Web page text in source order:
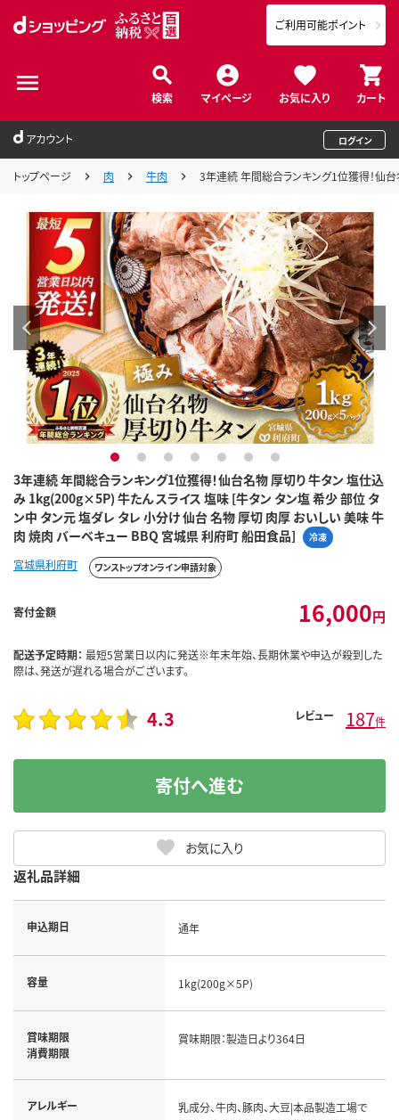
検索 マイページ お気に入り カート
ご利用可能ポイント
アカウント ログイン
トップページ 肉 牛肉 3年連続 年間総合ランキング1位獲得！仙
3年連続 年間総合ランキング1位獲得！仙台名物 厚切り 牛タン 塩仕込
み 1kg(200g×5P) 牛たん スライス 塩味 [牛タン タン塩 希少 部位 タ
ン中 タン元 塩ダレ タレ 小分け 仙台 名物 厚切 肉厚 おいしい 美味 牛
肉 焼肉 バーベキュー BBQ 宮城県 利府町 船田食品]
冷凍
1 2 3 4 5 6 7
宮城県利府町 ワンストップオンライン申請対象
寄付金額 16,000円
配送予定時期： 最短5営業日以内に発送※年末年始、長期休業や申込が殺到した
際は、発送が遅れる場合がございます。
4.3 レビュー 187件
お気に入り
寄付へ進む
返礼品詳細
申込期日 通年
容量 1kg(200g×5P)
賞味期限
消費期限
賞味期限：製造日より364日
アレルギー
乳成分、牛肉、豚肉、大豆|本品製造工場で